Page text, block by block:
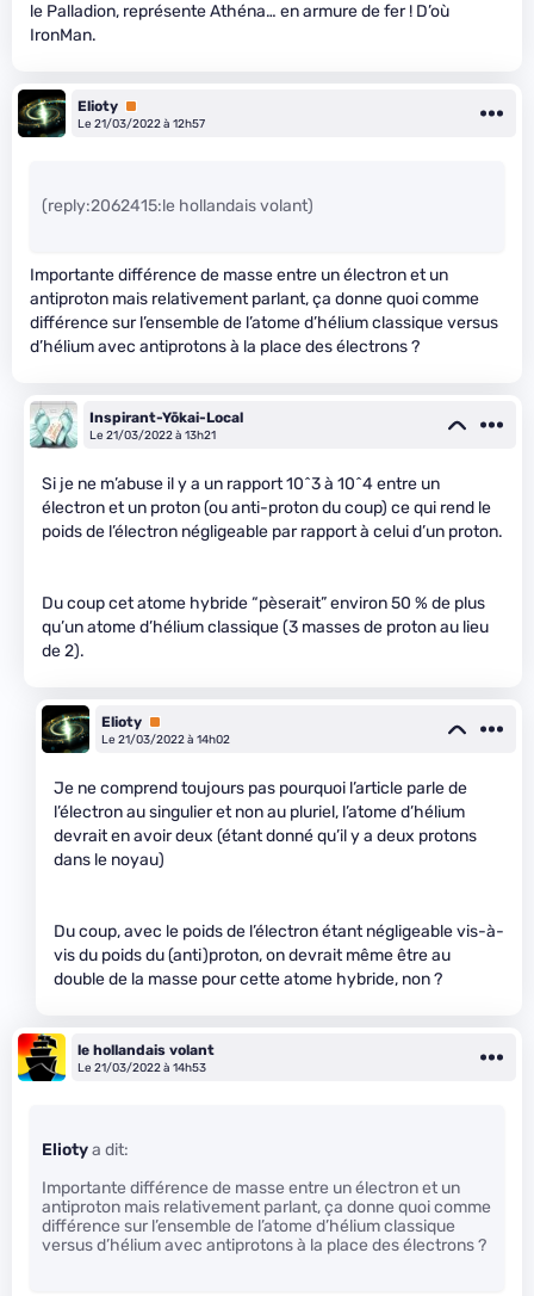
le Palladion, représente Athéna… en armure de fer ! D’où
IronMan.
Elioty Premium
Le 21/03/2022 à 12h57
(reply:2062415:le hollandais volant)
Importante différence de masse entre un électron et un
antiproton mais relativement parlant, ça donne quoi comme
différence sur l’ensemble de l’atome d’hélium classique versus
d’hélium avec antiprotons à la place des électrons ?
Inspirant-Yōkai-Local
Le 21/03/2022 à 13h21
Si je ne m’abuse il y a un rapport 10^3 à 10^4 entre un
électron et un proton (ou anti-proton du coup) ce qui rend le
poids de l’électron négligeable par rapport à celui d’un proton.
Du coup cet atome hybride “pèserait” environ 50 % de plus
qu’un atome d’hélium classique (3 masses de proton au lieu
de 2).
Elioty Premium
Le 21/03/2022 à 14h02
Je ne comprend toujours pas pourquoi l’article parle de
l’électron au singulier et non au pluriel, l’atome d’hélium
devrait en avoir deux (étant donné qu’il y a deux protons
dans le noyau)
Du coup, avec le poids de l’électron étant négligeable vis-à-
vis du poids du (anti)proton, on devrait même être au
double de la masse pour cette atome hybride, non ?
le hollandais volant
Le 21/03/2022 à 14h53
Eliotya dit:
Importante différence de masse entre un électron et un
antiproton mais relativement parlant, ça donne quoi comme
différence sur l’ensemble de l’atome d’hélium classique
versus d’hélium avec antiprotons à la place des électrons ?